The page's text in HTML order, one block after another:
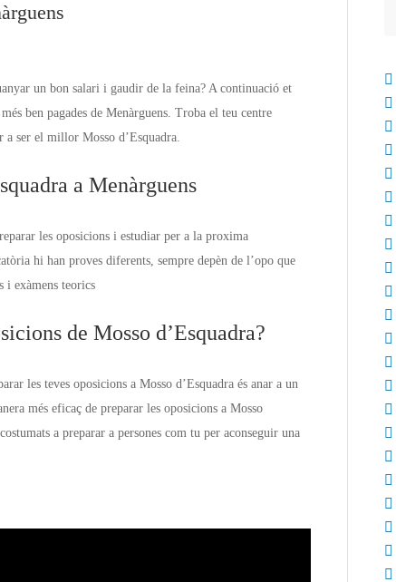
un bon salari i gaudir de la feina? A continuació et
ben pagades de Menàrguens. Troba el teu centre
a ser el millor Mosso d’Esquadra.
a Menàrguens
les oposicions i estudiar per a la proxima
hi han proves diferents, sempre depèn de l’opo que
i exàmens teorics
de Mosso d’Esquadra?
les teves oposicions a Mosso d’Esquadra és anar a un
més eficaç de preparar les oposicions a Mosso
a preparar a persones com tu per aconseguir una